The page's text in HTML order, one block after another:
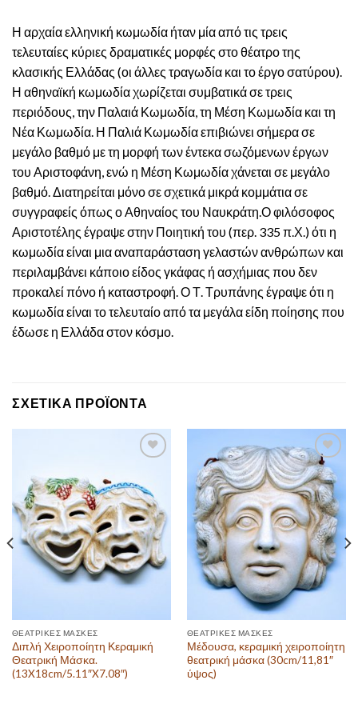
Η αρχαία ελληνική κωμωδία ήταν μία από τις τρεις
τελευταίες κύριες δραματικές μορφές στο θέατρο της
κλασικής Ελλάδας (οι άλλες τραγωδία και το έργο σατύρου).
Η αθηναϊκή κωμωδία χωρίζεται συμβατικά σε τρεις
περιόδους, την Παλαιά Κωμωδία, τη Μέση Κωμωδία και τη
Νέα Κωμωδία. Η Παλιά Κωμωδία επιβιώνει σήμερα σε
μεγάλο βαθμό με τη μορφή των έντεκα σωζόμενων έργων
του Αριστοφάνη, ενώ η Μέση Κωμωδία χάνεται σε μεγάλο
βαθμό. Διατηρείται μόνο σε σχετικά μικρά κομμάτια σε
συγγραφείς όπως ο Αθηναίος του Ναυκράτη.Ο φιλόσοφος
Αριστοτέλης έγραψε στην Ποιητική του (περ. 335 π.Χ.) ότι η
κωμωδία είναι μια αναπαράσταση γελαστών ανθρώπων και
περιλαμβάνει κάποιο είδος γκάφας ή ασχήμιας που δεν
προκαλεί πόνο ή καταστροφή. Ο Τ. Τρυπάνης έγραψε ότι η
κωμωδία είναι το τελευταίο από τα μεγάλα είδη ποίησης που
έδωσε η Ελλάδα στον κόσμο.
ΣΧΕΤΙΚΆ ΠΡΟΪΌΝΤΑ
Πρόσθεσε
στην λίστα
επιθυμιών
ΘΕΑΤΡΙΚΈΣ ΜΆΣΚΕΣ
Διπλή Χειροποίητη Κεραμική
Θεατρική Μάσκα.
(13X18cm/5.11″X7.08″)
Πρόσθεσε
στην λίστα
επιθυμιών
ΘΕΑΤΡΙΚΈΣ ΜΆΣΚΕΣ
Μέδουσα, κεραμική χειροποίητη
θεατρική μάσκα (30cm/11,81″
ύψος)